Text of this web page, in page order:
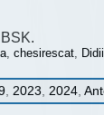
,chesirescat
2023 2024